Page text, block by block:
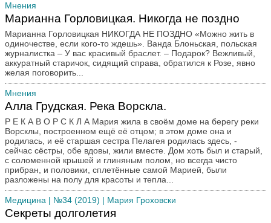
Мнения
Марианна Горловицкая. Никогда не поздно
Марианна Горловицкая НИКОГДА НЕ ПОЗДНО «Можно жить в
одиночестве, если кого-то ждешь». Ванда Блоньская, польская
журналистка – У вас красивый браслет. – Подарок? Вежливый,
аккуратный старичок, сидящий справа, обратился к Розе, явно
желая поговорить...
Мнения
Алла Грудская. Река Ворскла.
Р Е К А В О Р С К Л А Мария жила в своём доме на берегу реки
Ворсклы, построенном ещё её отцом; в этом доме она и
родилась, и её старшая сестра Пелагея родилась здесь, -
сейчас сёстры, обе вдовы, жили вместе. Дом хоть был и старый,
с соломенной крышей и глиняным полом, но всегда чисто
прибран, и половики, сплетённые самой Марией, были
разложены на полу для красоты и тепла...
Медицина | №34 (2019) | Мария Гроховски
Секреты долголетия